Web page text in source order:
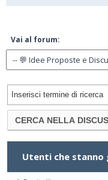
Vai al forum:
Utenti che stanno